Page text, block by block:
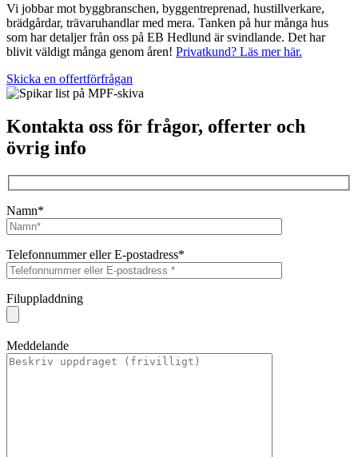
Vi jobbar mot byggbranschen, byggentreprenad, hustillverkare,
brädgårdar, trävaruhandlar med mera. Tanken på hur många hus
som har detaljer från oss på EB Hedlund är svindlande. Det har
blivit väldigt många genom åren! Privatkund? Läs mer här.
Skicka en offertförfrågan
Kontakta oss för frågor, offerter och
övrig info
Namn*
Telefonnummer eller E-postadress*
Filuppladdning
Meddelande